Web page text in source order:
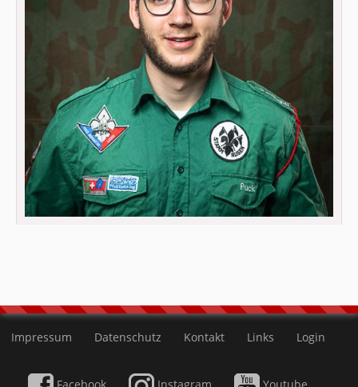
Impressum Datenschutz Kontakt Links Login